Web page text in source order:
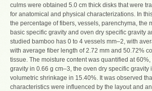
culms were obtained 5.0 cm thick disks that were
for anatomical and physical characterizations. In
the percentage of fibers, vessels, parenchyma, the
basic specific gravity and oven dry specific gravity
studied bamboo has 0 to 4 vessels mm–2, with
with average fiber length of 2.72 mm and 50.72%
tissue. The moisture content was quantified at
gravity in 0.66 g cm–3, the oven dry specific gravity
volumetric shrinkage in 15.40%. It was observed
characteristics were influenced by the layout and